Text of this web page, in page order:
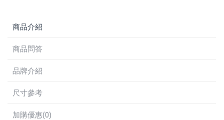
商品介紹
商品問答
品牌介紹
尺寸參考
加購優惠(0)